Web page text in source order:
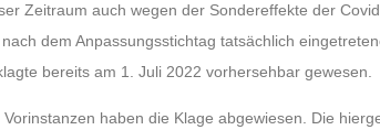
Zeitraum auch wegen der Sondereffekte der
dem Anpassungsstichtag tatsächlich
bereits am 1. Juli 2022 vorhersehbar gewesen.
Vorinstanzen haben die Klage abgewiesen. Die